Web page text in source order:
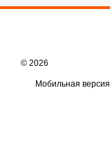
© 2026
Мобильная версия